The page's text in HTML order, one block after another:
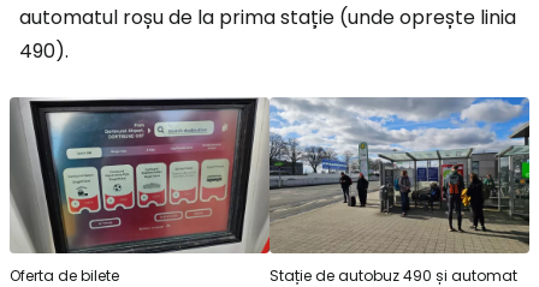
automatul roșu de la prima stație (unde oprește linia
490).
Oferta de bilete
Stație de autobuz 490 și automat